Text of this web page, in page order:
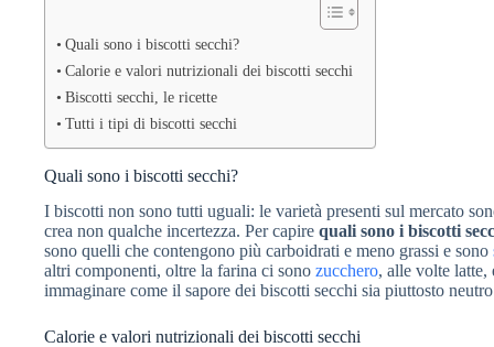
Quali sono i biscotti secchi?
Calorie e valori nutrizionali dei biscotti secchi
Biscotti secchi, le ricette
Tutti i tipi di biscotti secchi
Quali sono i biscotti secchi?
I biscotti non sono tutti uguali: le varietà presenti sul mercato
crea non qualche incertezza. Per capire quali sono i biscotti
sono quelli che contengono più carboidrati e meno grassi e sono
altri componenti, oltre la farina ci sono zucchero, alle volte latte,
immaginare come il sapore dei biscotti secchi sia piuttosto
Calorie e valori nutrizionali dei biscotti secchi